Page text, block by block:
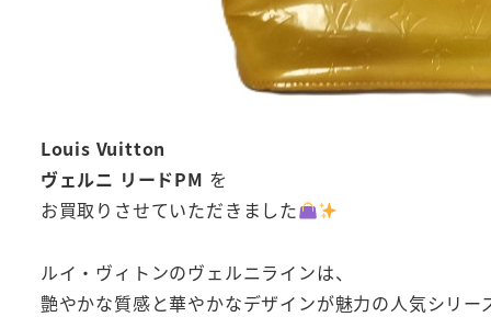
Louis Vuitton
ヴェルニ リードPM を
お買取りさせていただきました
ルイ・ヴィトンのヴェルニラインは、
艶やかな質感と華やかなデザインが魅力の人気シリー